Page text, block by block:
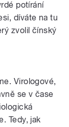
potírání
díváte na tu
zvolil čínský
Virologové,
se v čase
Tedy, jak